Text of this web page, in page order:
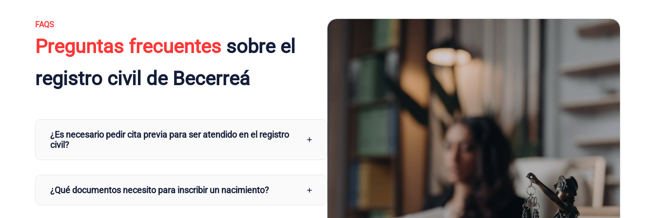
FAQS
Preguntas frecuentes sobre el
registro civil de Becerreá
¿Es necesario pedir cita previa para ser atendido en el registro
civil?
¿Qué documentos necesito para inscribir un nacimiento?